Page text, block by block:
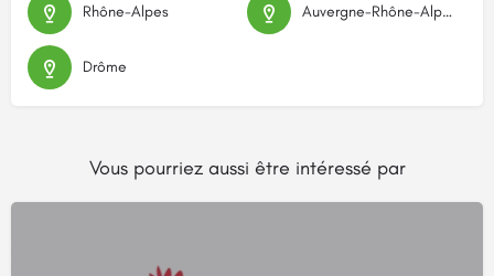
Rhône-Alpes Auvergne-Rhône-Alpes
Drôme
Vous pourriez aussi être intéressé par